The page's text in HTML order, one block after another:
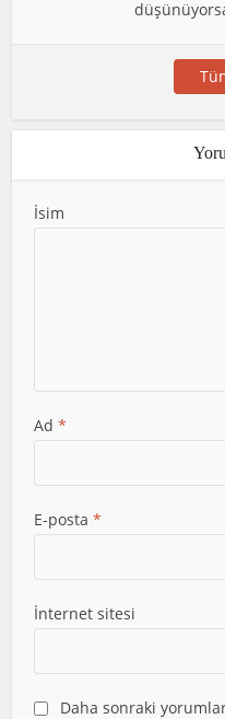
İsim
Ad*
E-posta*
İnternet sitesi
Daha sonraki